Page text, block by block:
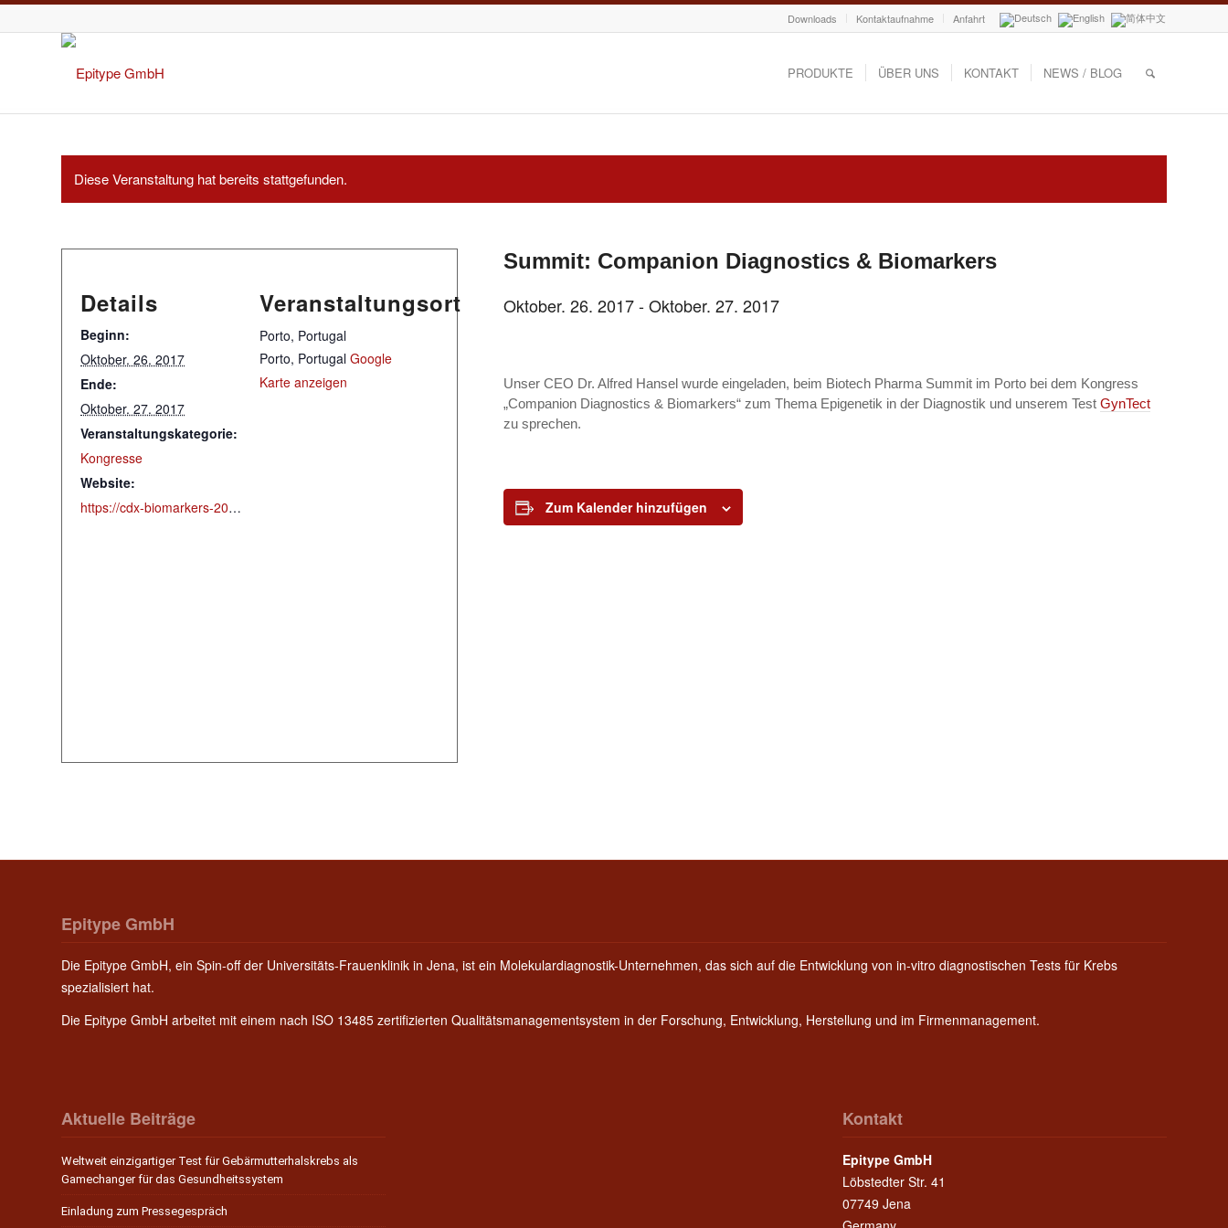
Downloads Kontaktaufnahme Anfahrt
PRODUKTE ÜBER UNS KONTAKT NEWS / BLOG
Diese Veranstaltung hat bereits stattgefunden.
Summit: Companion Diagnostics & Biomarkers
Oktober. 26. 2017-Oktober. 27. 2017
Unser CEO Dr. Alfred Hansel wurde eingeladen, beim Biotech Pharma Summit im Porto bei dem Kongress
„Companion Diagnostics & Biomarkers“ zum Thema Epigenetik in der Diagnostik und unserem Test GynTect
zu sprechen.
Zum Kalender hinzufügen
Details
Beginn:
Oktober. 26. 2017
Ende:
Oktober. 27. 2017
Veranstaltungskategorie:
Kongresse
Website:
https://cdx-biomarkers-2017.biotechpharmasummit.com
Veranstaltungsort
Porto, Portugal
Porto, Portugal Google
Karte anzeigen
Epitype GmbH
Die Epitype GmbH, ein Spin-off der Universitäts-Frauenklinik in Jena, ist ein Molekulardiagnostik-Unternehmen, das sich auf die Entwicklung von in-vitro diagnostischen Tests für Krebs
spezialisiert hat.
Die Epitype GmbH arbeitet mit einem nach ISO 13485 zertifizierten Qualitätsmanagementsystem in der Forschung, Entwicklung, Herstellung und im Firmenmanagement.
Aktuelle Beiträge
Weltweit einzigartiger Test für Gebärmutterhalskrebs als
Gamechanger für das Gesundheitssystem
Einladung zum Pressegespräch
Kontakt
Epitype GmbH
Löbstedter Str. 41
07749 Jena